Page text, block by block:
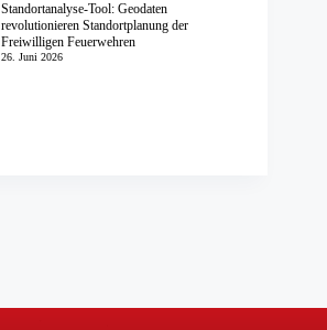
Standortanalyse-Tool: Geodaten
revolutionieren Standortplanung der
Freiwilligen Feuerwehren
26. Juni 2026